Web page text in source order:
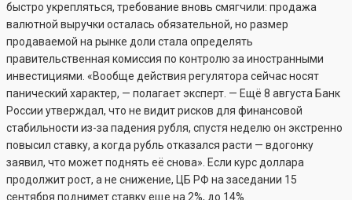
быстро укрепляться, требование вновь смягчили: продажа
валютной выручки осталась обязательной, но размер
продаваемой на рынке доли стала определять
правительственная комиссия по контролю за иностранными
инвестициями. «Вообще действия регулятора сейчас носят
панический характер, — полагает эксперт. — Ещё 8 августа Банк
России утверждал, что не видит рисков для финансовой
стабильности из-за падения рубля, спустя неделю он экстренно
повысил ставку, а когда рубль отказался расти — вдогонку
заявил, что может поднять её снова». Если курс доллара
продолжит рост, а не снижение, ЦБ РФ на заседании 15
сентября поднимет ставку еще на 2%, до 14%.